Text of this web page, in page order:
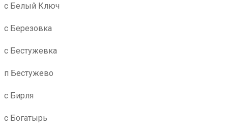
с Белый Ключ
с Березовка
с Бестужевка
п Бестужево
с Бирля
с Богатырь